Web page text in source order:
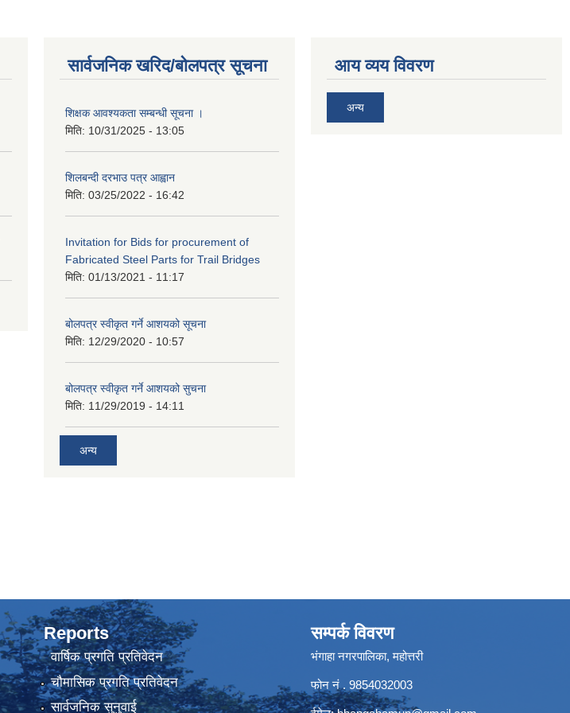
सार्वजनिक खरिद/बोलपत्र सूचना
शिक्षक आवश्यकता सम्बन्धी सूचना ।
मिति: 10/31/2025 - 13:05
शिलबन्दी दरभाउ पत्र आह्वान
मिति: 03/25/2022 - 16:42
Invitation for Bids for procurement of
Fabricated Steel Parts for Trail Bridges
मिति: 01/13/2021 - 11:17
बोलपत्र स्वीकृत गर्ने आशयको सूचना
मिति: 12/29/2020 - 10:57
बोलपत्र स्वीकृत गर्ने आशयको सुचना
मिति: 11/29/2019 - 14:11
अन्य
आय व्यय विवरण
अन्य
Reports
वार्षिक प्रगति प्रतिवेदन
चौमासिक प्रगति प्रतिवेदन
सार्वजनिक सुनुवाई
सम्पर्क विवरण
भंगाहा नगरपालिका, महोत्तरी
फोन नं . 9854032003